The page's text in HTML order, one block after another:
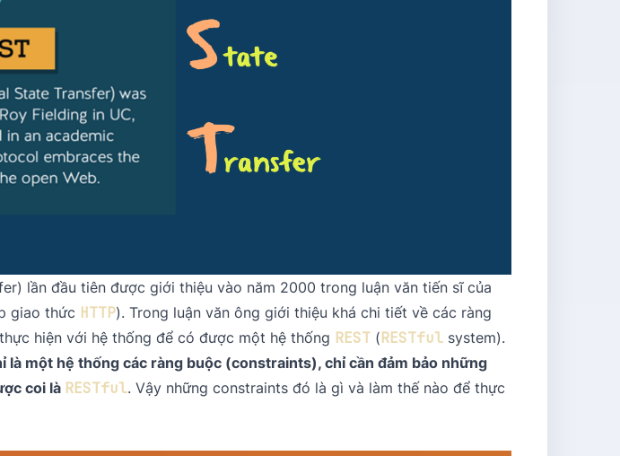
lần đầu tiên được giới thiệu vào năm 2000 trong luận văn tiến sĩ của
giao thức HTTP). Trong luận văn ông giới thiệu khá chi tiết về các ràng
hiện với hệ thống để có được một hệ thống REST (RESTful system).
là một hệ thống các ràng buộc (constraints), chỉ cần đảm bảo những
coi là RESTful. Vậy những constraints đó là gì và làm thế nào để thực